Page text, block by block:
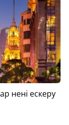
нені ескеру